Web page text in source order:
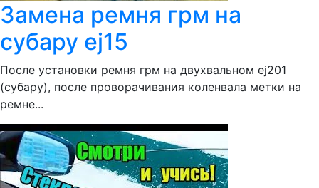
Замена ремня грм на
субару ej15
После установки ремня грм на двухвальном ej201
(субару), после проворачивания коленвала метки на
ремне...